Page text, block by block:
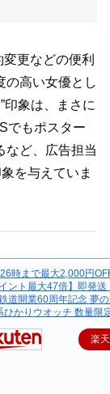
更などの便利
の高い女優とし
印象は、まさに
でもポスター
など、広告担当
を与えていま
26時まで最大2,000円
ント最大47倍】即発送
道開業60周年記念 夢
ひかりウオッチ 数量限
楽